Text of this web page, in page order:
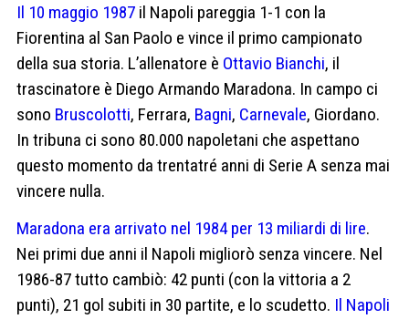
Il 10 maggio 1987 il Napoli pareggia 1-1 con la
Fiorentina al San Paolo e vince il primo campionato
della sua storia. L’allenatore è Ottavio Bianchi, il
trascinatore è Diego Armando Maradona. In campo ci
sono Bruscolotti, Ferrara, Bagni, Carnevale, Giordano.
In tribuna ci sono 80.000 napoletani che aspettano
questo momento da trentatré anni di Serie A senza mai
vincere nulla.
Maradona era arrivato nel 1984 per 13 miliardi di lire.
Nei primi due anni il Napoli migliorò senza vincere. Nel
1986-87 tutto cambiò: 42 punti (con la vittoria a 2
punti), 21 gol subiti in 30 partite, e lo scudetto. Il Napoli